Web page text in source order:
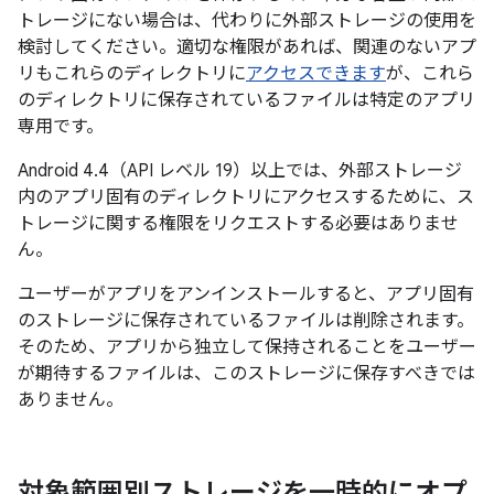
トレージにない場合は、代わりに外部ストレージの使用を
検討してください。適切な権限があれば、関連のないアプ
リもこれらのディレクトリにアクセスできますが、これら
のディレクトリに保存されているファイルは特定のアプリ
専用です。
Android 4.4（API レベル 19）以上では、外部ストレージ
内のアプリ固有のディレクトリにアクセスするために、ス
トレージに関する権限をリクエストする必要はありませ
ん。
ユーザーがアプリをアンインストールすると、アプリ固有
のストレージに保存されているファイルは削除されます。
そのため、アプリから独立して保持されることをユーザー
が期待するファイルは、このストレージに保存すべきでは
ありません。